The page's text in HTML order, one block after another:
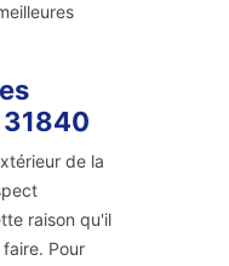
de la
raison qu'il
Pour